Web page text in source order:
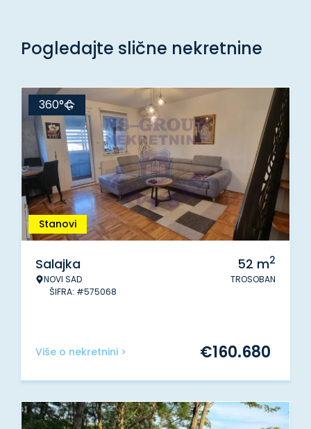
Pogledajte slične nekretnine
Stanovi
360°
Salajka
NOVI SAD
ŠIFRA: #575068
52 m2
TROSOBAN
Više o nekretnini > €160.680